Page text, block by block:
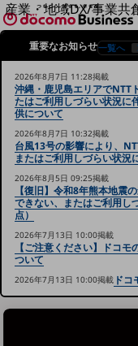
産業・地域DX/事業共
OPEN HUB for Plural
自律・分散・協調型社会の実現
「社会可能性」を探究・実装
OPEN HUB for Plural
イベント/ウェビナー
記事コンテンツ
プレイヤー(カタリスト/パ
事例
Smart World
産業・地域DXプラットフォー
企業と地域が持続成長する社
Smart City
Smart Education
Smart Healthcare
Smart Industry
Smart Mobility
Smart Worksite
生成AI(Generative AI)
フリーワードを入力
フリーワードでNTTドコ
取り組みを検索
重要なお知らせ一覧へ
2026年8月7日 11:28掲載
沖縄・鹿児島エリアでNTT
たはご利用しづらい状況に
供について
2026年8月7日 10:32掲載
台風13号の影響により、
またはご利用しづらい状況
2026年8月5日 09:25掲載
【復旧】令和8年熊本地震
できない、またはご利用し
点）
2026年7月13日 10:00掲載
【ご注意ください】ドコ
ついて
2026年7月13日 10:00掲載 ド